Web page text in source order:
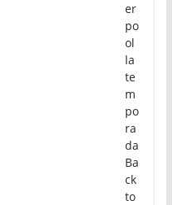
er
po
ol
la
te
m
po
ra
da
Ba
ck
to